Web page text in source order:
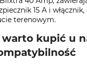
15 A i
terenowym.
kupić u